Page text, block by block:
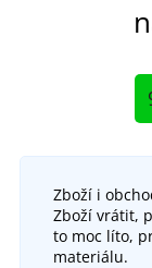
Zboží i
Zboží vrátit,
to moc líto,
materiálu.